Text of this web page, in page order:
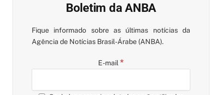
Boletim da ANBA
Fique informado sobre as últimas notícias da
Agência de Notícias Brasil-Árabe (ANBA).
E-mail *